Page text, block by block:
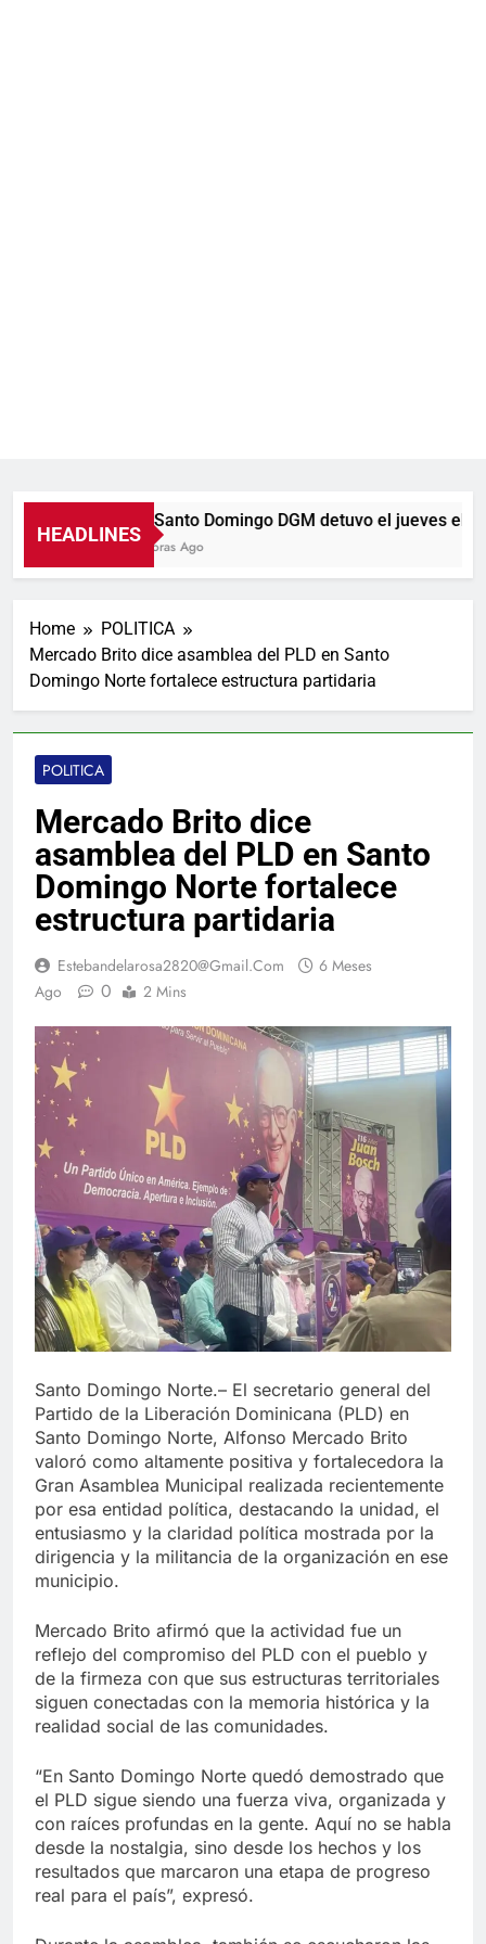
HEADLINES
En Santo Domingo DGM detuvo el jueves el
5 Horas Ago
Home
POLITICA
Mercado Brito dice asamblea del PLD en Santo
Domingo Norte fortalece estructura partidaria
POLITICA
Mercado Brito dice
asamblea del PLD en Santo
Domingo Norte fortalece
estructura partidaria
Estebandelarosa2820@gmail.com
6 Meses
Ago
0 2 Mins
Santo Domingo Norte.– El secretario general del
Partido de la Liberación Dominicana (PLD) en
Santo Domingo Norte, Alfonso Mercado Brito
valoró como altamente positiva y fortalecedora la
Gran Asamblea Municipal realizada recientemente
por esa entidad política, destacando la unidad, el
entusiasmo y la claridad política mostrada por la
dirigencia y la militancia de la organización en ese
municipio.
Mercado Brito afirmó que la actividad fue un
reflejo del compromiso del PLD con el pueblo y
de la firmeza con que sus estructuras territoriales
siguen conectadas con la memoria histórica y la
realidad social de las comunidades.
“En Santo Domingo Norte quedó demostrado que
el PLD sigue siendo una fuerza viva, organizada y
con raíces profundas en la gente. Aquí no se habla
desde la nostalgia, sino desde los hechos y los
resultados que marcaron una etapa de progreso
real para el país”, expresó.